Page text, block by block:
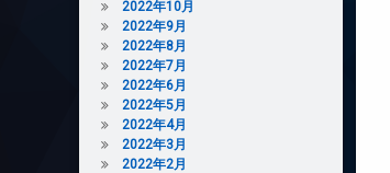
2022年10月
2022年9月
2022年8月
2022年7月
2022年6月
2022年5月
2022年4月
2022年3月
2022年2月